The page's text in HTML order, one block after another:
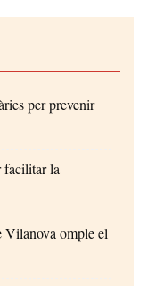
per prevenir
facilitar la
Vilanova omple el